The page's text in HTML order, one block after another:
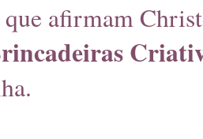
afirmam